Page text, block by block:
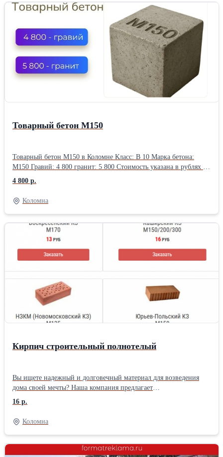
Товарный бетон М150
Товарный бетон М150 в Коломне Класс: В 10 Марка бетона:
М150 Гравий: 4 800 гранит: 5 800 Стоимость указана в рублях за
кубический метр (1м3) с учетом НДС 20%, без доставки и ПМД
4 800 р.
Коломна
Кирпич строительный полнотелый
Вы ищете надежный и долговечный материал для возведения
дома своей мечты? Наша компания предлагает
высококачественный кирпич, который станет основой прочности
и долговечности вашего строительства. Мы понимаем, насколько
важен правильный выбор строительных материалов, поэтому
предлагаем только проверенную продукцию, соответствующую
самым высоким стандартам качества.
16 р.
Коломна